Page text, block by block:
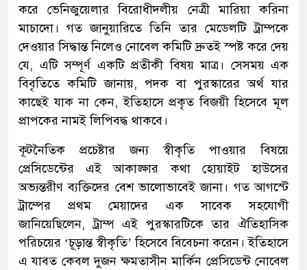
করে ভেনিজুয়েলার বিরোধীদলীয় নেত্রী মারিয়া করিনা
মাচাদো। গত জানুয়ারিতে তিনি তার মেডেলটি ট্রাম্পকে
দেওয়ার সিদ্ধান্ত নিলেও নোবেল কমিটি দ্রুতই স্পষ্ট করে দেয়
যে, এটি সম্পূর্ণ একটি প্রতীকী বিষয় মাত্র। সেসময় এক
বিবৃতিতে কমিটি জানায়, পদক বা পুরস্কারের অর্থ যার
কাছেই যাক না কেন, ইতিহাসে প্রকৃত বিজয়ী হিসেবে মূল
প্রাপকের নামই লিপিবদ্ধ থাকবে।
কূটনৈতিক প্রচেষ্টার জন্য স্বীকৃতি পাওয়ার বিষয়ে
প্রেসিডেন্টের এই আকাঙ্ক্ষার কথা হোয়াইট হাউসের
অভ্যন্তরীণ ব্যক্তিদের বেশ ভালোভাবেই জানা। গত আগস্টে
ট্রাম্পের প্রথম মেয়াদের এক সাবেক সহযোগী
জানিয়েছিলেন, ট্রাম্প এই পুরস্কারটিকে তার ঐতিহাসিক
পরিচয়ের ‘চূড়ান্ত স্বীকৃতি’ হিসেবে বিবেচনা করেন। ইতিহাসে
এ যাবত কেবল দুজন ক্ষমতাসীন মার্কিন প্রেসিডেন্ট নোবেল